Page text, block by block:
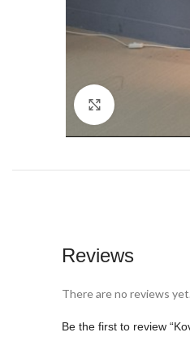
Reviews
There are no reviews yet.
Be the first to review